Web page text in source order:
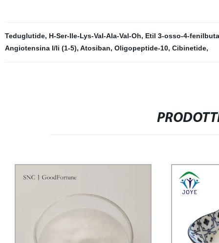
Teduglutide, H-Ser-Ile-Lys-Val-Ala-Val-Oh, Etil 3-osso-4-
Angiotensina I/Ii (1-5), Atosiban, Oligopeptide-10, Cibinetide,